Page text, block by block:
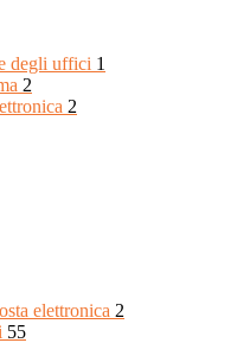
degli uffici 1
2
2
elettronica 2
55